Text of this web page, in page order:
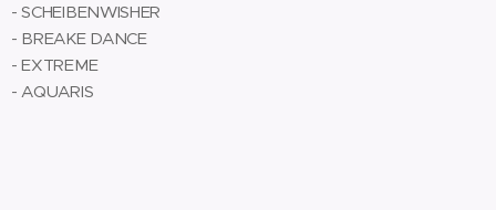
- SCHEIBENWISHER
- BREAKE DANCE
- EXTREME
- AQUARIS